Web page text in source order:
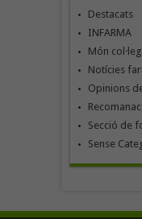
Destacats
INFARMA
Món
Notícies
Opinions
Secció de
Sense